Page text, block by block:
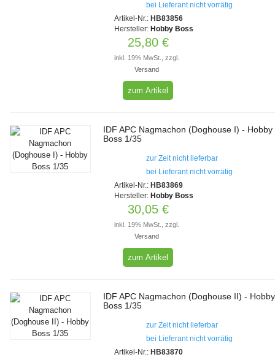
bei Lieferant nicht vorrätig
Artikel-Nr.: HB83856
Hersteller: Hobby Boss
25,80 €
inkl. 19% MwSt., zzgl.
Versand
zum Artikel
IDF APC Nagmachon (Doghouse I) - Hobby
Boss 1/35
zur Zeit nicht lieferbar
bei Lieferant nicht vorrätig
Artikel-Nr.: HB83869
Hersteller: Hobby Boss
30,05 €
inkl. 19% MwSt., zzgl.
Versand
zum Artikel
IDF APC Nagmachon (Doghouse II) - Hobby
Boss 1/35
zur Zeit nicht lieferbar
bei Lieferant nicht vorrätig
Artikel-Nr.: HB83870